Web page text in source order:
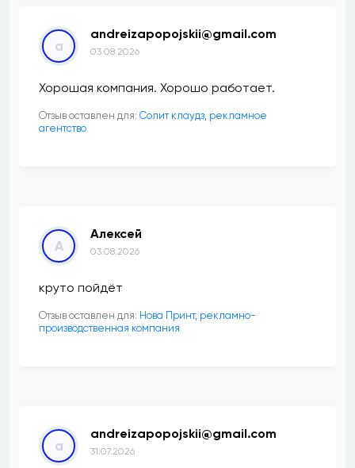
a
andreizapopojskii@gmail.com
03.08.2026
Хорошая компания. Хорошо работает.
Отзыв оставлен для: Солит клаудз, рекламное
агентство
А
Алексей
03.08.2026
круто пойдёт
Отзыв оставлен для: Нова Принт, рекламно-
производственная компания
a
andreizapopojskii@gmail.com
31.07.2026